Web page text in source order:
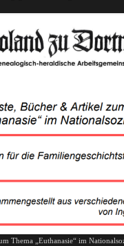
Thema „Euthanasie“ im